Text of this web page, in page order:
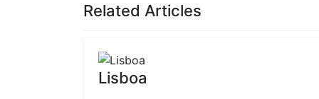
Related Articles
Lisboa